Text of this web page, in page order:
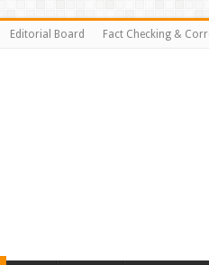
Editorial Board Fact Checking &